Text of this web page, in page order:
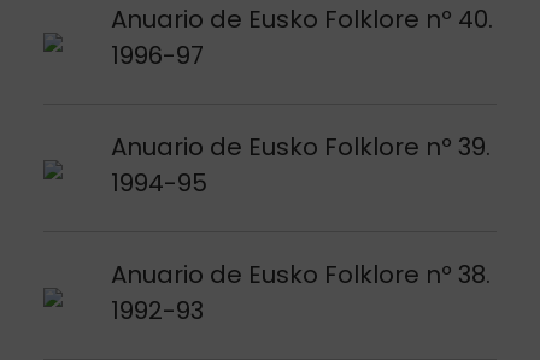
Anuario de Eusko Folklore nº 40.
1996-97
Argitalpena ikusi
Anuario de Eusko Folklore nº 39.
1994-95
Argitalpena ikusi
Anuario de Eusko Folklore nº 38.
1992-93
Argitalpena ikusi